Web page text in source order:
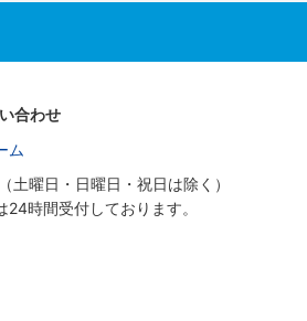
合わせ
ム
曜日・日曜日・祝日は除く）
時間受付しております。